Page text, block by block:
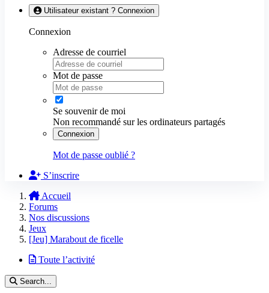
Utilisateur existant ? Connexion
Connexion
Adresse de courriel
Mot de passe
Se souvenir de moi
Non recommandé sur les ordinateurs partagés
Connexion
Mot de passe oublié ?
S’inscrire
Accueil
Forums
Nos discussions
Jeux
[Jeu] Marabout de ficelle
Toute l’activité
Search...